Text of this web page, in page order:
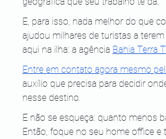
E, para isso, nada melhor do que
ajudou milhares de turistas a
aqui na ilha: a agência Bahia Terra
Entre em contato agora mesmo
auxílio que precisa para decidir
nesse destino.
E não se esqueça: quanto menos
Então, foque no seu home office